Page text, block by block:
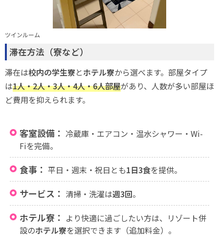
ツインルーム
滞在方法（寮など）
滞在は校内の学生寮とホテル寮から選べます。部屋タイプ
は1人・2人・3人・4人・6人部屋があり、人数が多い部屋ほ
ど費用を抑えられます。
客室設備： 冷蔵庫・エアコン・温水シャワー・Wi-
Fiを完備。
食事： 平日・週末・祝日とも1日3食を提供。
サービス： 清掃・洗濯は週3回。
ホテル寮： より快適に過ごしたい方は、リゾート併
設のホテル寮を選択できます（追加料金）。